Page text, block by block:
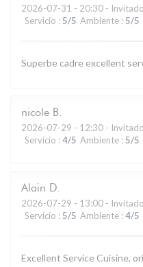
2026-07-31 - 20:30 -
Servicio : 5/5 Ambiente : 5/5
Superbe cadre excellent
nicole B
2026-07-29 - 12:30 -
Servicio : 4/5 Ambiente : 5/5
Alain D
2026-07-29 - 13:00 -
Servicio : 5/5 Ambiente : 4/5
Excellent Service Cuisine,